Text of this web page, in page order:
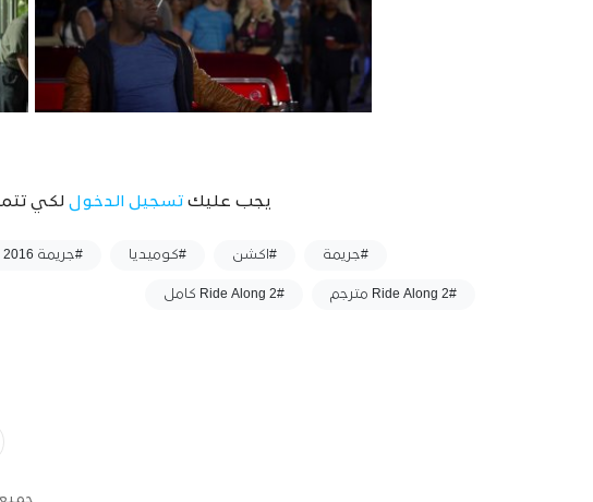
يجب عليك تسجيل الدخول لكي
#جريمة #اكشن #كوميديا #جريمة 2016
#Ride Along 2 مترجم #Ride Along 2 كامل